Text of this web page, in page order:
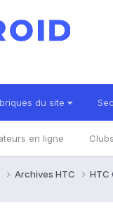
du site
en ligne Clubs
Archives HTC HTC